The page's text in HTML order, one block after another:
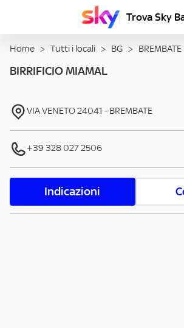
Trova Sky
Home > Tutti i locali > BG > BREMBATE
BIRRIFICIO MIAMAL
VIA VENETO24041 - BREMBATE
+39 328 027 2506
Indicazioni